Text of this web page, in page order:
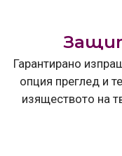
Гарантирано
опция преглед и
изяществото на